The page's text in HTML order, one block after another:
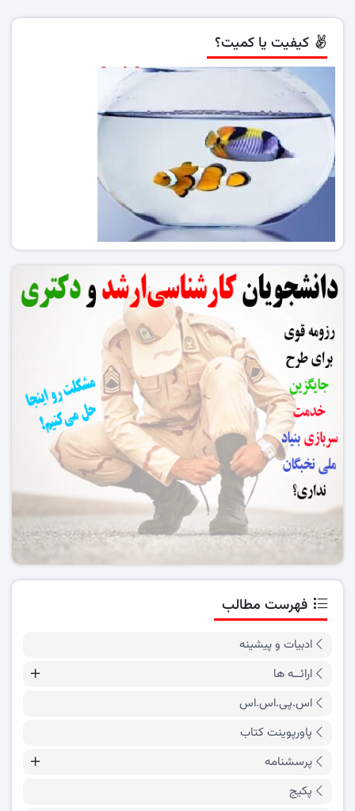
کیفیت یا کمیت؟
فهرست مطالب
ادبیات و پیشینه
ارائــه ها
اس.پی.اس.اس
پاورپوینت کتاب
پرسشنامه
پکیج